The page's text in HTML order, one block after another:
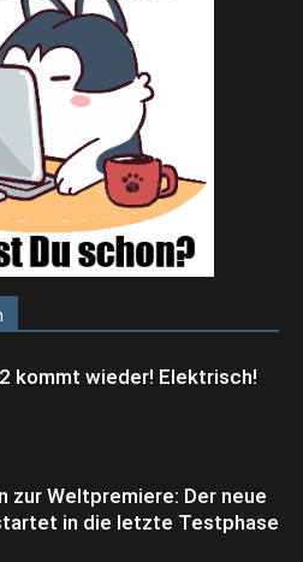
kommt wieder! Elektrisch!
zur Weltpremiere: Der neue
in die letzte Testphase